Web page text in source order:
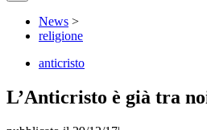
News >
religione
anticristo
L’Anticristo è già tra